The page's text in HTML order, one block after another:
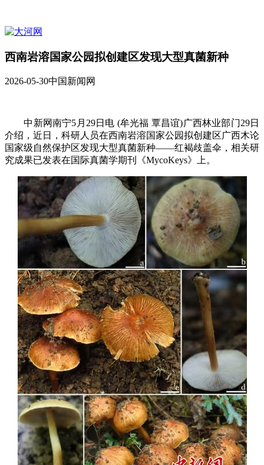
西南岩溶国家公园拟创建区发现大型真菌新种
2026-05-30中国新闻网
中新网南宁5月29日电 (牟光福 覃昌谊)广西林业部门29日
介绍，近日，科研人员在西南岩溶国家公园拟创建区广西木论
国家级自然保护区发现大型真菌新种——红褐歧盖伞，相关研
究成果已发表在国际真菌学期刊《MycoKeys》上。